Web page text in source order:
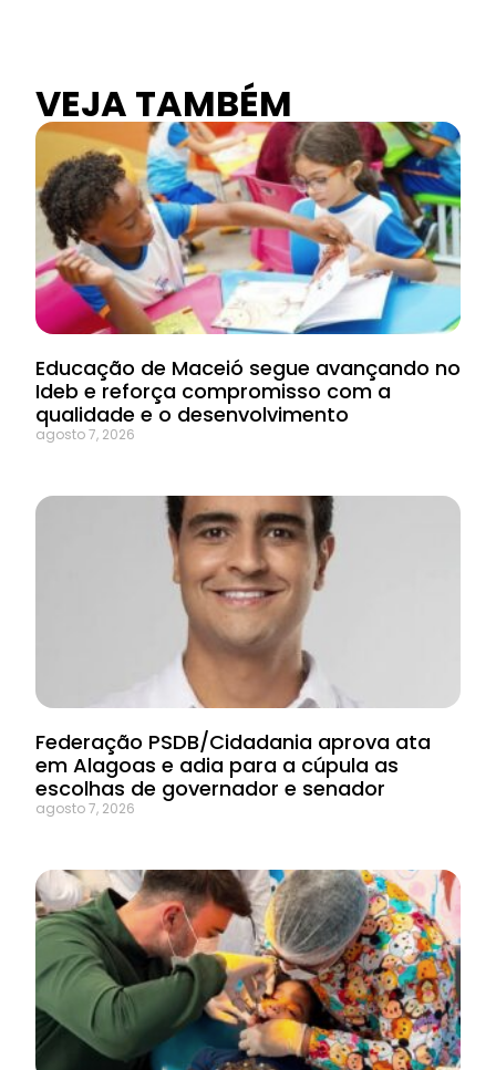
VEJA TAMBÉM
Educação de Maceió segue avançando no
Ideb e reforça compromisso com a
qualidade e o desenvolvimento
agosto 7, 2026
Federação PSDB/Cidadania aprova ata
em Alagoas e adia para a cúpula as
escolhas de governador e senador
agosto 7, 2026